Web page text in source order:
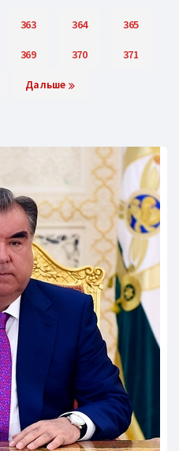
363 364 365
369 370 371
Дальше